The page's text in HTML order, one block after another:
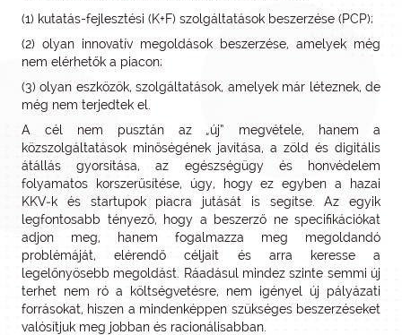
(1) kutatás-fejlesztési (K+F) szolgáltatások beszerzése (PCP);
(2) olyan innovatív megoldások beszerzése, amelyek még
nem elérhetők a piacon;
(3) olyan eszközök, szolgáltatások, amelyek már léteznek, de
még nem terjedtek el.
A cél nem pusztán az „új” megvétele, hanem a
közszolgáltatások minőségének javítása, a zöld és digitális
átállás gyorsítása, az egészségügy és honvédelem
folyamatos korszerűsítése, úgy, hogy ez egyben a hazai
KKV‑k és startupok piacra jutását is segítse. Az egyik
legfontosabb tényező, hogy a beszerző ne specifikációkat
adjon meg, hanem fogalmazza meg megoldandó
problémáját, elérendő céljait és arra keresse a
legelőnyösebb megoldást. Ráadásul mindez szinte semmi új
terhet nem ró a költségvetésre, nem igényel új pályázati
forrásokat, hiszen a mindenképpen szükséges beszerzéseket
valósítjuk meg jobban és racionálisabban.